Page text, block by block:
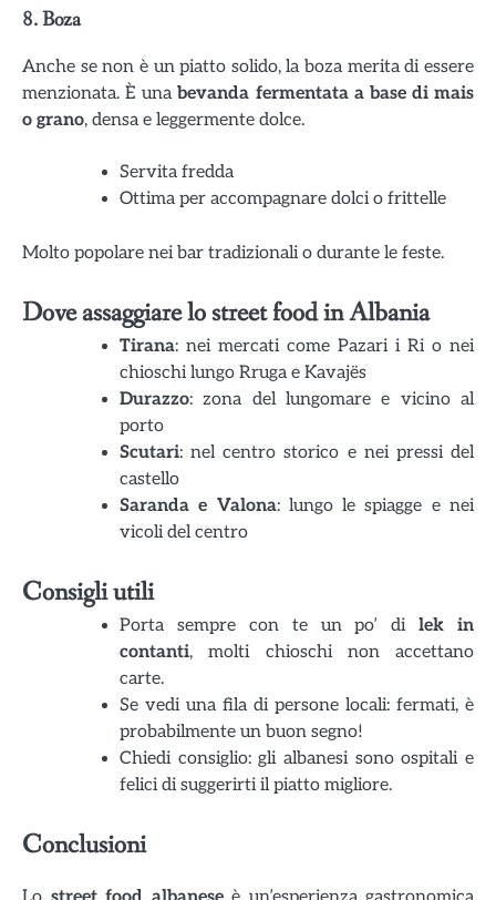
8.Boza
Anche se non è un piatto solido, la boza merita di essere
menzionata. È unabevanda fermentata a base di mais
o grano, densa e leggermente dolce.
Servita fredda
Ottima per accompagnare dolci o frittelle
Molto popolare nei bar tradizionali o durante le feste.
Dove assaggiare lo street food in Albania
Tirana: nei mercati come Pazari i Ri o nei
chioschi lungo Rruga e Kavajës
Durazzo: zona del lungomare e vicino al
porto
Scutari: nel centro storico e nei pressi del
castello
Saranda e Valona: lungo le spiagge e nei
vicoli del centro
Consigli utili
Porta sempre con te un po’ dilek in
contanti, molti chioschi non accettano
carte.
Se vedi una fila di persone locali: fermati, è
probabilmente un buon segno!
Chiedi consiglio: gli albanesi sono ospitali e
felici di suggerirti il piatto migliore.
Conclusioni